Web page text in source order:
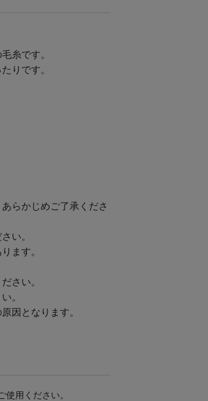
糸です。
りです。
らかじめご了承くださ
い。
ます。
さい。
。
因となります。
用ください。